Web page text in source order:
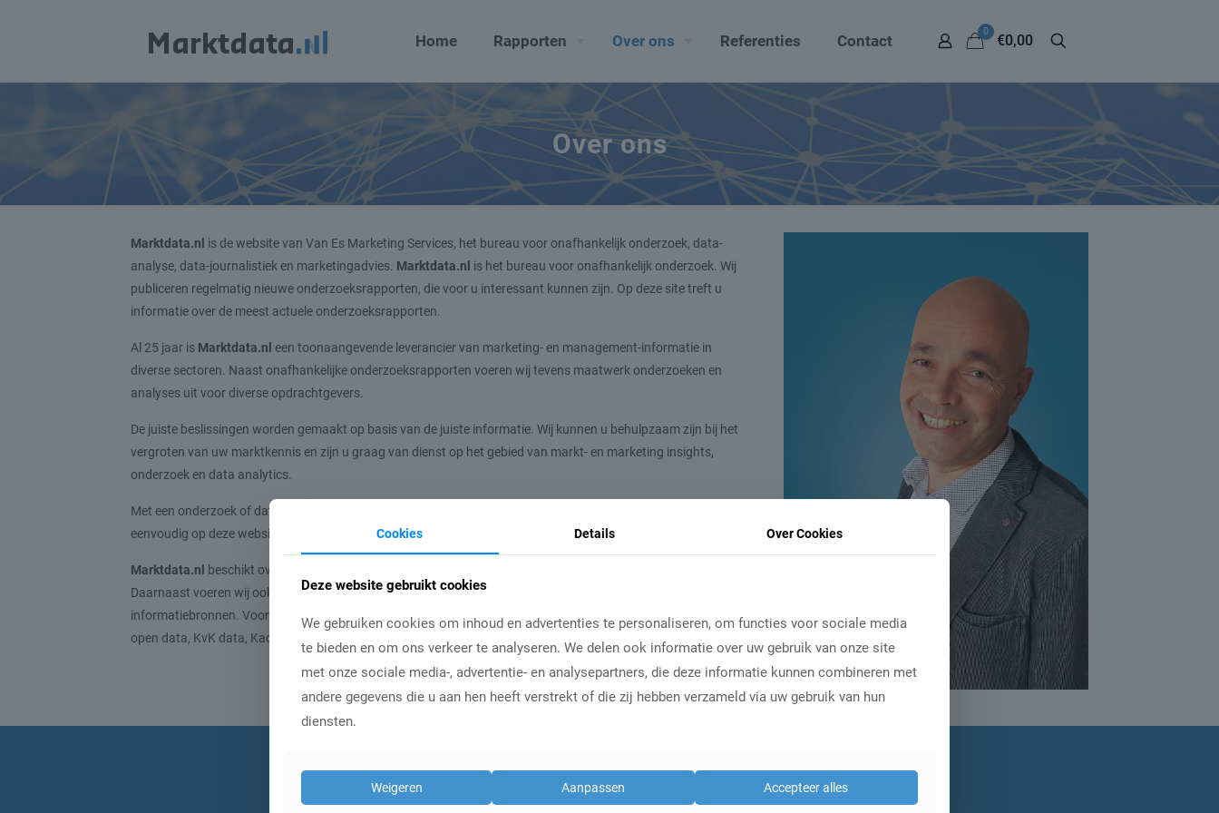
Home Rapporten Over ons Referenties Contact
0
€0,00
Over ons
Marktdata.nl is de website van Van Es Marketing Services, het bureau voor onafhankelijk onderzoek, data-
analyse, data-journalistiek en marketingadvies. Marktdata.nl is het bureau voor onafhankelijk onderzoek. Wij
publiceren regelmatig nieuwe onderzoeksrapporten, die voor u interessant kunnen zijn. Op deze site treft u
informatie over de meest actuele onderzoeksrapporten.
Al 25 jaar is Marktdata.nl een toonaangevende leverancier van marketing- en management-informatie in
diverse sectoren. Naast onafhankelijke onderzoeksrapporten voeren wij tevens maatwerk onderzoeken en
analyses uit voor diverse opdrachtgevers.
De juiste beslissingen worden gemaakt op basis van de juiste informatie. Wij kunnen u behulpzaam zijn bij het
vergroten van uw marktkennis en zijn u graag van dienst op het gebied van markt- en marketing insights,
onderzoek en data analytics.
Met een onderzoek of data analyse op maat of met een van onze multiclient onderzoeksrapporten die u
eenvoudig op deze website kunt bestellen.
Marktdata.nl
beschikt over eigen panelsystemen en online onderzoeksplatformen in diverse sectoren.
Daarnaast voeren wij ook analyses uit op bestaande actuele data en het combineren van verschillende
informatiebronnen. Voorbeelden van data-bronnen die wij veelvuldig gebruiken zijn eigen onderzoeksdata, CBS
open data, KvK data, Kadaster data, Geografische data, Google big data en klant-specifieke data.
Schrijf je in voor onze nieuwsbrief
Cookies Details Over Cookies
Deze website gebruikt cookies
We gebruiken cookies om inhoud en advertenties te personaliseren, om functies voor sociale media
te bieden en om ons verkeer te analyseren. We delen ook informatie over uw gebruik van onze site
met onze sociale media-, advertentie- en analysepartners, die deze informatie kunnen combineren met
andere gegevens die u aan hen heeft verstrekt of die zij hebben verzameld via uw gebruik van hun
diensten.
Weigeren Aanpassen Accepteer alles